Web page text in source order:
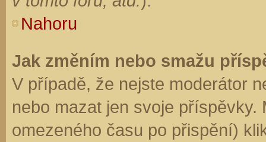
Nahoru
Jak změním nebo smažu
V případě, že nejste moderátor
nebo mazat jen svoje
omezeného času po přispění)